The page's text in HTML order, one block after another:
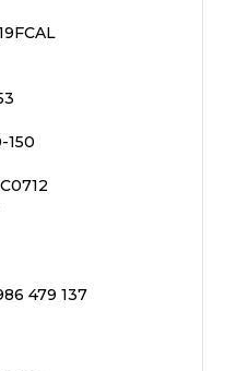
150
479 137